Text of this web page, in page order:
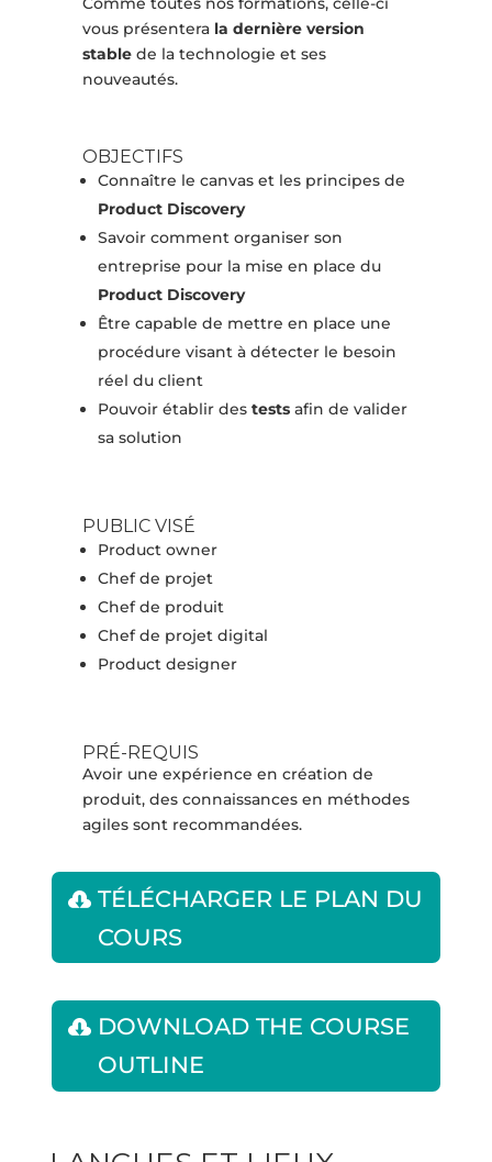
vous présentera la dernière version
stablede la technologie et ses
nouveautés.
OBJECTIFS
Connaître le canvas et les principes de
Product Discovery
Savoir comment organiser son
entreprise pour la mise en place du
Product Discovery
Être capable de mettre en place une
procédure visant à détecter le besoin
réel du client
Pouvoir établir des testsafin de valider
sa solution
PUBLIC VISÉ
Product owner
Chef de projet
Chef de produit
Chef de projet digital
Product designer
PRÉ-REQUIS
Avoir une expérience en création de
produit, des connaissances en méthodes
agiles sont recommandées.
TÉLÉCHARGER LE PLAN DU
COURS
DOWNLOAD THE COURSE
OUTLINE